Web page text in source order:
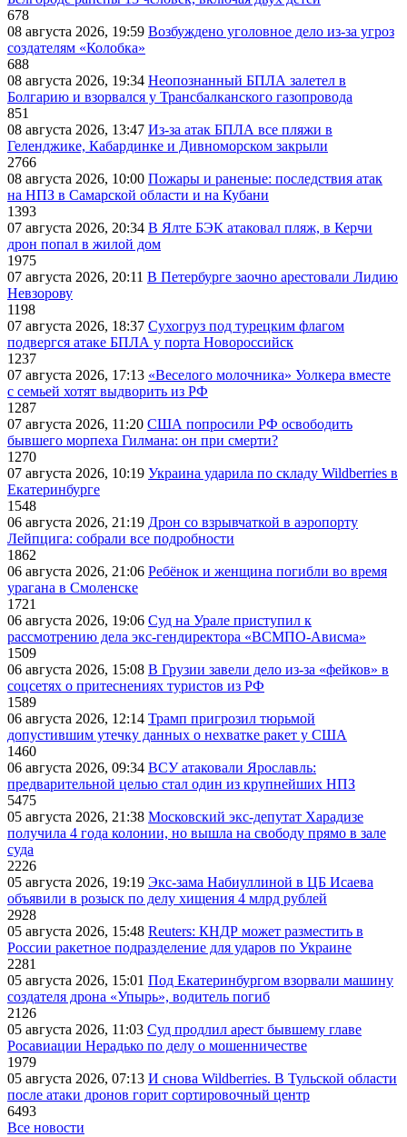
678
08 августа 2026, 19:59 Возбуждено уголовное дело из-за угроз
создателям «Колобка»
688
08 августа 2026, 19:34 Неопознанный БПЛА залетел в
Болгарию и взорвался у Трансбалканского газопровода
851
08 августа 2026, 13:47 Из-за атак БПЛА все пляжи в
Геленджике, Кабардинке и Дивноморском закрыли
2766
08 августа 2026, 10:00 Пожары и раненые: последствия атак
на НПЗ в Самарской области и на Кубани
1393
07 августа 2026, 20:34 В Ялте БЭК атаковал пляж, в Керчи
дрон попал в жилой дом
1975
07 августа 2026, 20:11 В Петербурге заочно арестовали Лидию
Невзорову
1198
07 августа 2026, 18:37 Сухогруз под турецким флагом
подвергся атаке БПЛА у порта Новороссийск
1237
07 августа 2026, 17:13 «Веселого молочника» Уолкера вместе
с семьей хотят выдворить из РФ
1287
07 августа 2026, 11:20 США попросили РФ освободить
бывшего морпеха Гилмана: он при смерти?
1270
07 августа 2026, 10:19 Украина ударила по складу Wildberries в
Екатеринбурге
1548
06 августа 2026, 21:19 Дрон со взрывчаткой в аэропорту
Лейпцига: собрали все подробности
1862
06 августа 2026, 21:06 Ребёнок и женщина погибли во время
урагана в Смоленске
1721
06 августа 2026, 19:06 Суд на Урале приступил к
рассмотрению дела экс-гендиректора «ВСМПО-Ависма»
1509
06 августа 2026, 15:08 В Грузии завели дело из-за «фейков» в
соцсетях о притеснениях туристов из РФ
1589
06 августа 2026, 12:14 Трамп пригрозил тюрьмой
допустившим утечку данных о нехватке ракет у США
1460
06 августа 2026, 09:34 ВСУ атаковали Ярославль:
предварительной целью стал один из крупнейших НПЗ
5475
05 августа 2026, 21:38 Московский экс-депутат Харадизе
получила 4 года колонии, но вышла на свободу прямо в зале
суда
2226
05 августа 2026, 19:19 Экс-зама Набиуллиной в ЦБ Исаева
объявили в розыск по делу хищения 4 млрд рублей
2928
05 августа 2026, 15:48 Reuters: КНДР может разместить в
России ракетное подразделение для ударов по Украине
2281
05 августа 2026, 15:01 Под Екатеринбургом взорвали машину
создателя дрона «Упырь», водитель погиб
2126
05 августа 2026, 11:03 Суд продлил арест бывшему главе
Росавиации Нерадько по делу о мошенничестве
1979
05 августа 2026, 07:13 И снова Wildberries. В Тульской области
после атаки дронов горит сортировочный центр
6493
Все новости